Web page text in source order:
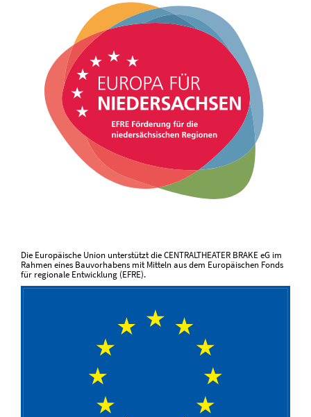
Die Europäische Union unterstützt die CENTRALTHEATER BRAKE eG im
Rahmen eines Bauvorhabens mit Mitteln aus dem Europäischen Fonds
für regionale Entwicklung (EFRE).